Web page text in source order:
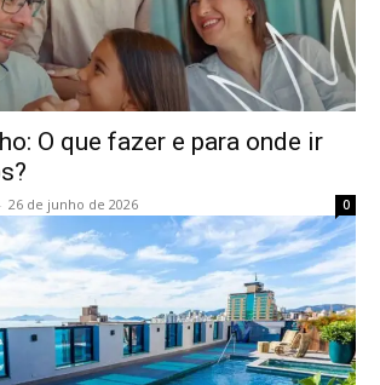
O que fazer e para onde ir
- 26 de junho de 2026 0